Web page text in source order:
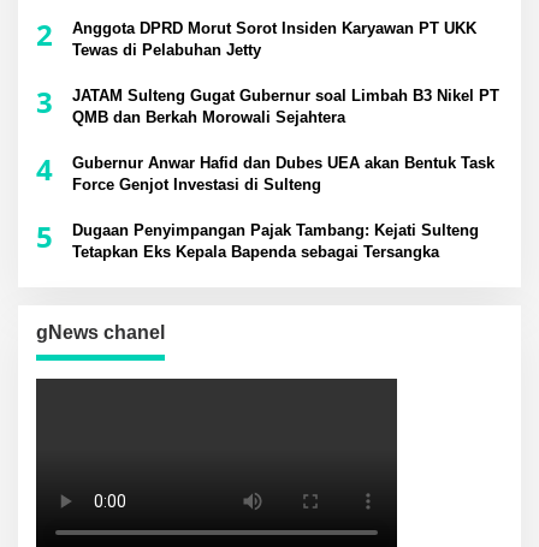
2
Anggota DPRD Morut Sorot Insiden Karyawan PT UKK
Tewas di Pelabuhan Jetty
3
JATAM Sulteng Gugat Gubernur soal Limbah B3 Nikel PT
QMB dan Berkah Morowali Sejahtera
4
Gubernur Anwar Hafid dan Dubes UEA akan Bentuk Task
Force Genjot Investasi di Sulteng
5
Dugaan Penyimpangan Pajak Tambang: Kejati Sulteng
Tetapkan Eks Kepala Bapenda sebagai Tersangka
gNews chanel